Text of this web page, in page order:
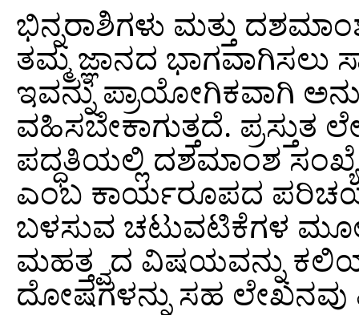
ಭಿನ್ನರಾಶಿಗಳು ಮತ್ತು
ತಮ್ಮ ಜ್ಞಾನದ ಭಾಗವಾಗಿಸಲು
ಇವನ್ನು ಪ್ರಾಯೋಗಿಕವಾಗಿ
ವಹಿಸಬೇಕಾಗುತ್ತದೆ. ಪ್ರಸ್ತುತ
ಪದ್ಧತಿಯಲ್ಲಿ ದಶಮಾಂಶ
ಎಂಬ ಕಾರ್ಯರೂಪದ
ಬಳಸುವ ಚಟುವಟಿಕೆಗಳ
ಮಹತ್ತ್ವದ ವಿಷಯವನ್ನು
ದೋಷಗಳನ್ನು ಸಹ ಲೇಖನವು